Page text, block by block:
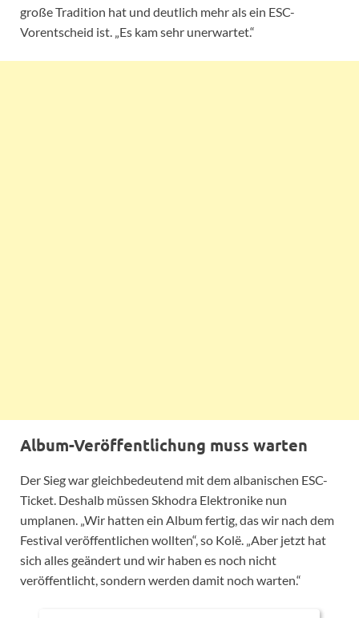
große Tradition hat und deutlich mehr als ein ESC-
Vorentscheid ist. „Es kam sehr unerwartet.“
Album-Veröffentlichung muss warten
Der Sieg war gleichbedeutend mit dem albanischen ESC-
Ticket. Deshalb müssen Skhodra Elektronike nun
umplanen. „Wir hatten ein Album fertig, das wir nach dem
Festival veröffentlichen wollten“, so Kolë. „Aber jetzt hat
sich alles geändert und wir haben es noch nicht
veröffentlicht, sondern werden damit noch warten.“